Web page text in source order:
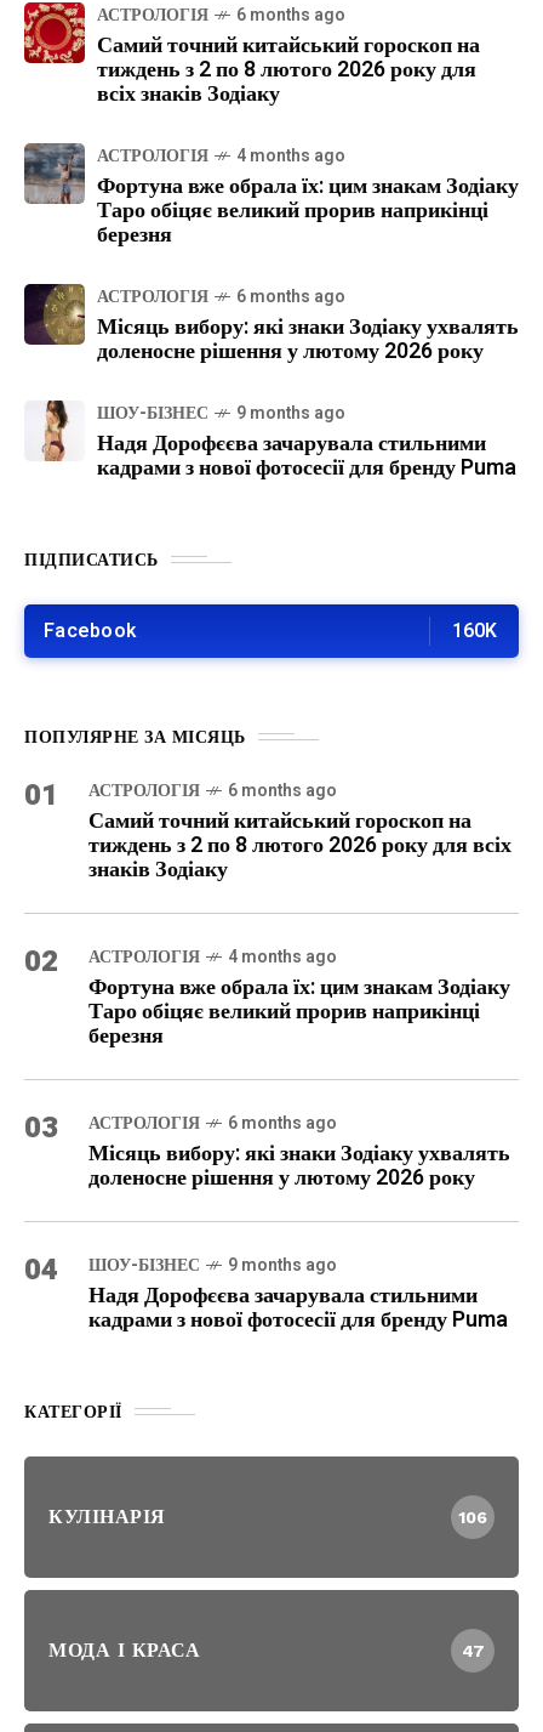
АСТРОЛОГІЯ 6 months ago
Самий точний китайський гороскоп на
тиждень з 2 по 8 лютого 2026 року для
всіх знаків Зодіаку
АСТРОЛОГІЯ 4 months ago
Фортуна вже обрала їх: цим знакам Зодіаку
Таро обіцяє великий прорив наприкінці
березня
АСТРОЛОГІЯ 6 months ago
Місяць вибору: які знаки Зодіаку ухвалять
доленосне рішення у лютому 2026 року
ШОУ-БІЗНЕС 9 months ago
Надя Дорофєєва зачарувала стильними
кадрами з нової фотосесії для бренду Puma
ПІДПИСАТИСЬ
Facebook 160K
ПОПУЛЯРНЕ ЗА МІСЯЦЬ
01 АСТРОЛОГІЯ 6 months ago
Самий точний китайський гороскоп на
тиждень з 2 по 8 лютого 2026 року для всіх
знаків Зодіаку
02 АСТРОЛОГІЯ 4 months ago
Фортуна вже обрала їх: цим знакам Зодіаку
Таро обіцяє великий прорив наприкінці
березня
03 АСТРОЛОГІЯ 6 months ago
Місяць вибору: які знаки Зодіаку ухвалять
доленосне рішення у лютому 2026 року
04 ШОУ-БІЗНЕС 9 months ago
Надя Дорофєєва зачарувала стильними
кадрами з нової фотосесії для бренду Puma
КАТЕГОРІЇ
КУЛІНАРІЯ 106
МОДА І КРАСА 47